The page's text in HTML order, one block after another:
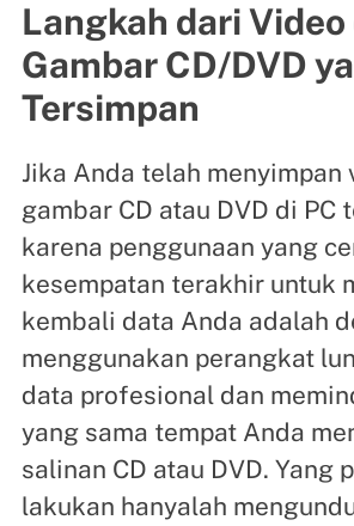
Langkah dari Video
Gambar CD/DVD
Tersimpan
Jika Anda telah menyimpan
gambar CD atau DVD di PC
karena penggunaan yang
kesempatan terakhir untuk
kembali data Anda adalah
menggunakan perangkat
data profesional dan
yang sama tempat Anda
salinan CD atau DVD. Yang
lakukan hanyalah